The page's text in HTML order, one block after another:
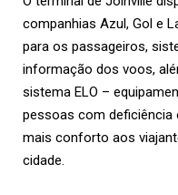
companhias Azul, Gol e
para os passageiros,
informação dos voos,
sistema ELO –
pessoas com deficiência
mais conforto aos
cidade.